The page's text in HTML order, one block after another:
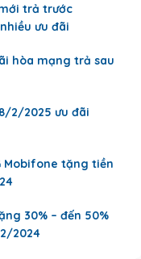
trả trước
ưu đãi
hòa mạng trả sau
2/2025 ưu đãi
Mobifone tặng tiền
30% – đến 50%
2024